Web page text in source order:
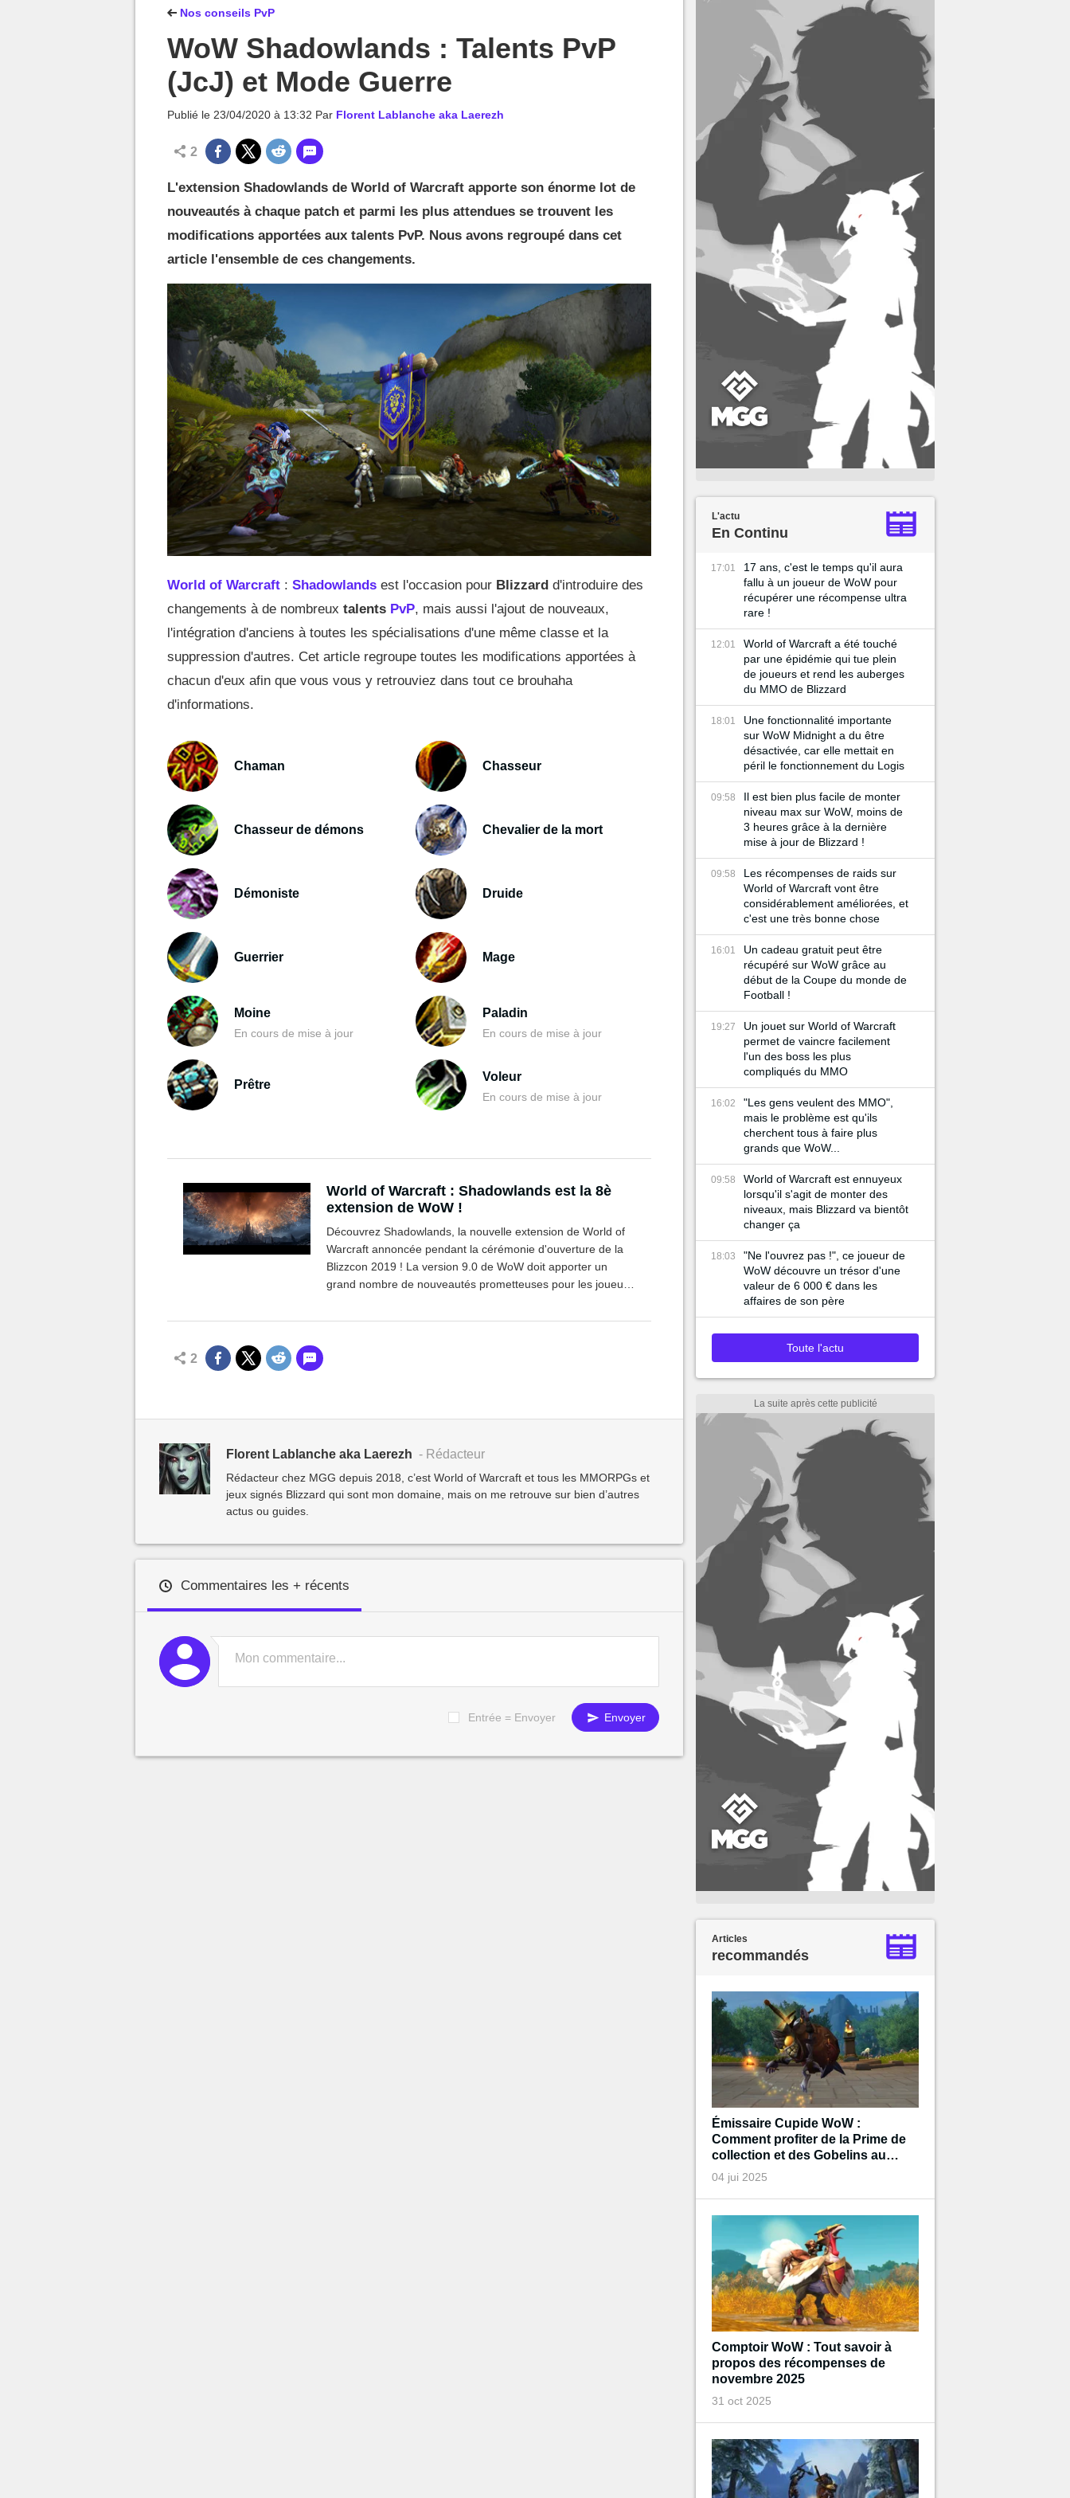
Nos conseils PvP
WoW Shadowlands : Talents PvP
(JcJ) et Mode Guerre
Publié le 23/04/2020 à 13:32 Par Florent Lablanche aka Laerezh
2
L'extension Shadowlands de World of Warcraft apporte son énorme lot de
nouveautés à chaque patch et parmi les plus attendues se trouvent les
modifications apportées aux talents PvP. Nous avons regroupé dans cet
article l'ensemble de ces changements.
World of Warcraft : Shadowlands est l'occasion pour Blizzard d'introduire des
changements à de nombreux talents PvP, mais aussi l'ajout de nouveaux,
l'intégration d'anciens à toutes les spécialisations d'une même classe et la
suppression d'autres. Cet article regroupe toutes les modifications apportées à
chacun d'eux afin que vous vous y retrouviez dans tout ce brouhaha
d'informations.
Chaman Chasseur
Chasseur de démons Chevalier de la mort
Démoniste Druide
Guerrier Mage
Moine
En cours de mise à jour
Paladin
En cours de mise à jour
Prêtre
Voleur
En cours de mise à jour
World of Warcraft : Shadowlands est la 8è
extension de WoW !
Découvrez Shadowlands, la nouvelle extension de World of
Warcraft annoncée pendant la cérémonie d'ouverture de la
Blizzcon 2019 ! La version 9.0 de WoW doit apporter un
grand nombre de nouveautés prometteuses pour les joueurs
d'aléatoire.
2
Florent Lablanche aka Laerezh - Rédacteur
Rédacteur chez MGG depuis 2018, c’est World of Warcraft et tous les MMORPGs et
jeux signés Blizzard qui sont mon domaine, mais on me retrouve sur bien d’autres
actus ou guides.
Commentaires les + récents
Entrée = Envoyer Envoyer
L'actu
En Continu
17:01
17 ans, c'est le temps qu'il aura
fallu à un joueur de WoW pour
récupérer une récompense ultra
rare !
12:01
World of Warcraft a été touché
par une épidémie qui tue plein
de joueurs et rend les auberges
du MMO de Blizzard
18:01
Une fonctionnalité importante
sur WoW Midnight a du être
désactivée, car elle mettait en
péril le fonctionnement du Logis
09:58
Il est bien plus facile de monter
niveau max sur WoW, moins de
3 heures grâce à la dernière
mise à jour de Blizzard !
09:58
Les récompenses de raids sur
World of Warcraft vont être
considérablement améliorées, et
c'est une très bonne chose
16:01
Un cadeau gratuit peut être
récupéré sur WoW grâce au
début de la Coupe du monde de
Football !
19:27
Un jouet sur World of Warcraft
permet de vaincre facilement
l'un des boss les plus
compliqués du MMO
16:02
"Les gens veulent des MMO",
mais le problème est qu'ils
cherchent tous à faire plus
grands que WoW...
09:58
World of Warcraft est ennuyeux
lorsqu'il s'agit de monter des
niveaux, mais Blizzard va bientôt
changer ça
18:03
"Ne l'ouvrez pas !", ce joueur de
WoW découvre un trésor d'une
valeur de 6 000 € dans les
affaires de son père
Toute l'actu
Articles
recommandés
Émissaire Cupide WoW :
Comment profiter de la Prime de
collection et des Gobelins au
trésor de Diablo pendant
l'événement ?
04 jui 2025
Comptoir WoW : Tout savoir à
propos des récompenses de
novembre 2025
31 oct 2025